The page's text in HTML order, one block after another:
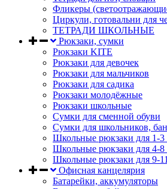
Фликеры
Циркули, готовальни для
ТЕТРАДИ ШКОЛЬНЫЕ
Рюкзаки, сумки
Рюкзаки KITE
Рюкзаки для девочек
Рюкзаки для мальчиков
Рюкзаки для садика
Рюкзаки молодёжные
Рюкзаки школьные
Сумки для сменной обуви
Сумки для школьников,
Школьные рюкзаки для 1-3
Школьные рюкзаки для 4-8
Школьные рюкзаки для 9-
Офисная канцелярия
Батарейки, аккумуляторы